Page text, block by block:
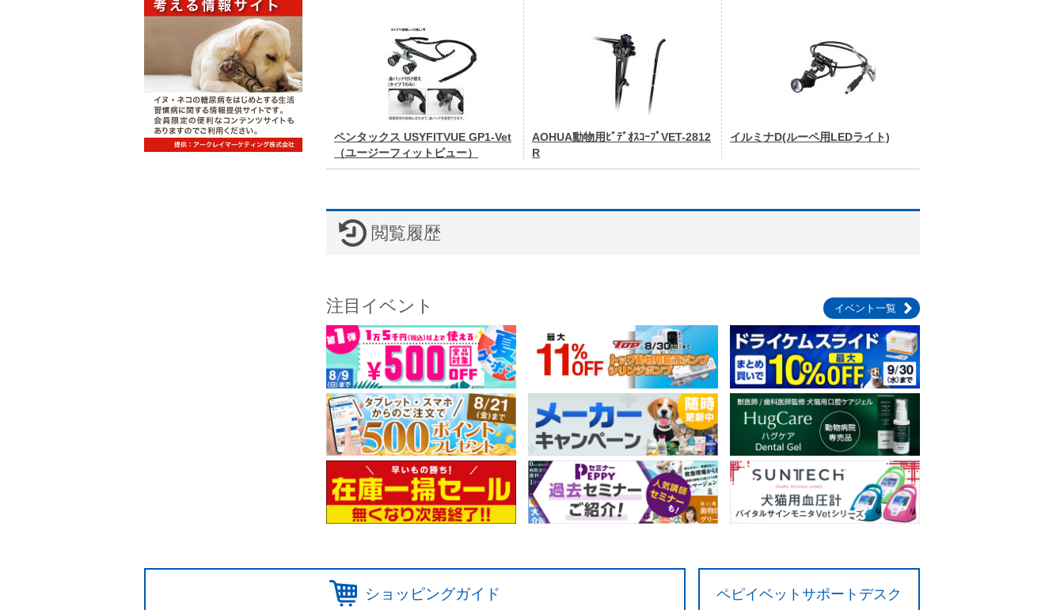
ペンタックス USYFITVUE GP1-Vet
（ユージーフィットビュー）
AOHUA動物用ﾋﾞﾃﾞｵｽｺｰﾌﾟVET-2812
R
イルミナD(ルーペ用LEDライト)
閲覧履歴
注目イベント イベント一覧
ショッピングガイド ペピイベットサポートデスク